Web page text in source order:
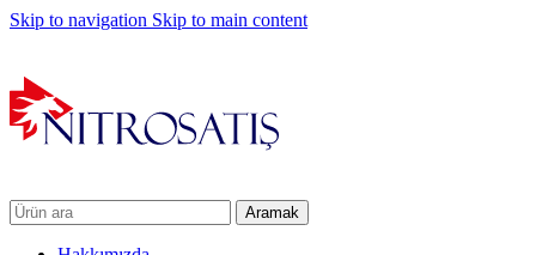
Skip to navigation Skip to main content
Aramak